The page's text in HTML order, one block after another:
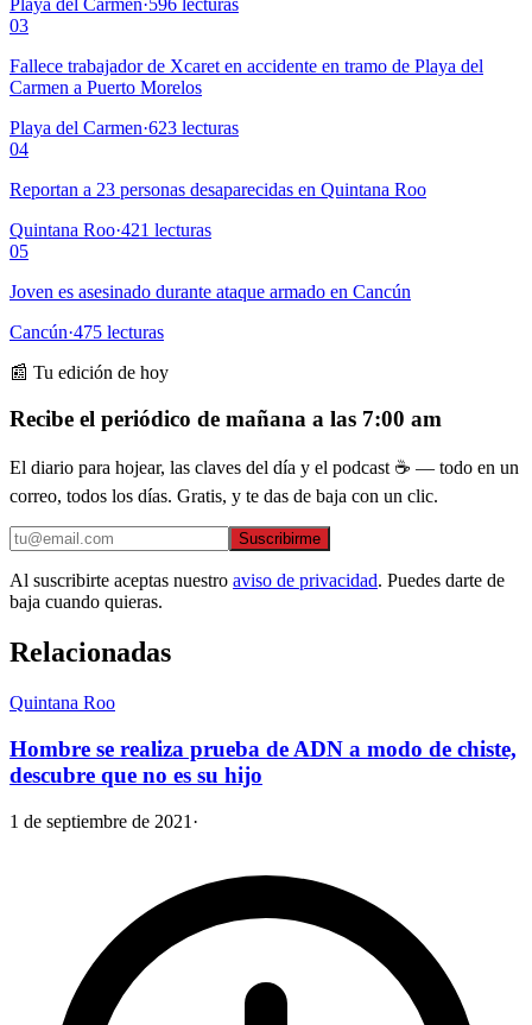
03
Fallece trabajador de Xcaret en accidente en tramo de Playa del
Carmen a Puerto Morelos
Playa del Carmen·623 lecturas
04
Reportan a 23 personas desaparecidas en Quintana Roo
Quintana Roo·421 lecturas
05
Joven es asesinado durante ataque armado en Cancún
Cancún·475 lecturas
📰 Tu edición de hoy
Recibe el periódico de mañana a las 7:00 am
El diario para hojear, las claves del día y el podcast ☕ — todo en un
correo, todos los días. Gratis, y te das de baja con un clic.
Suscribirme
Al suscribirte aceptas nuestro aviso de privacidad. Puedes darte de
baja cuando quieras.
Relacionadas
Quintana Roo
Hombre se realiza prueba de ADN a modo de chiste,
descubre que no es su hijo
1 de septiembre de 2021 ·